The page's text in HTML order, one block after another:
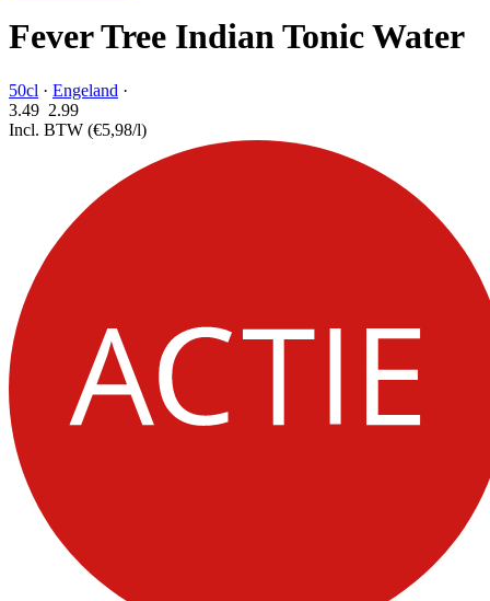
Fever Tree Indian Tonic Water
50cl · Engeland ·
3.49 2.99
Incl. BTW (€5,98/l)